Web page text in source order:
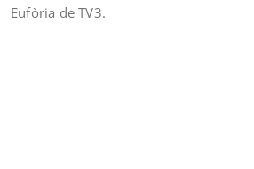
Eufòria de TV3.